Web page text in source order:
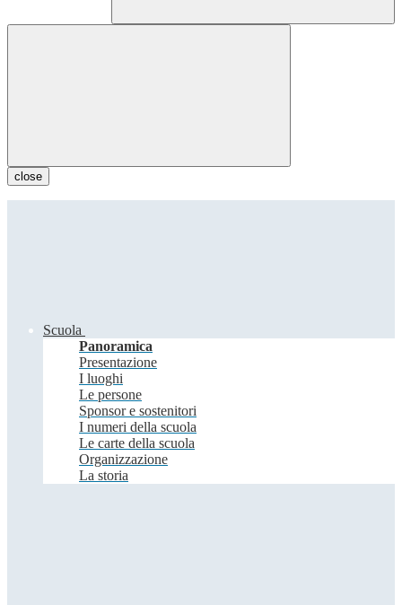
close
Scuola
Panoramica
Presentazione
I luoghi
Le persone
Sponsor e sostenitori
I numeri della scuola
Le carte della scuola
Organizzazione
La storia